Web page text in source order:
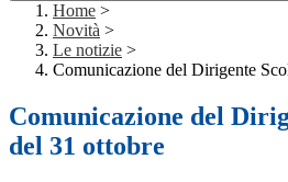
Home >
Novità >
Le notizie >
Comunicazione del Dirigente
Comunicazione del
del 31 ottobre